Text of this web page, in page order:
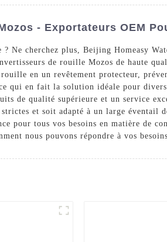
- Exportateurs OEM
Ne cherchez plus, Beijing Homeasy
de rouille Mozos de haute
en un revêtement protecteur,
qui en fait la solution idéale pour
de qualité supérieure et un service
et soit adapté à un large éventail
pour tous vos besoins en matière de
nous pouvons répondre à vos